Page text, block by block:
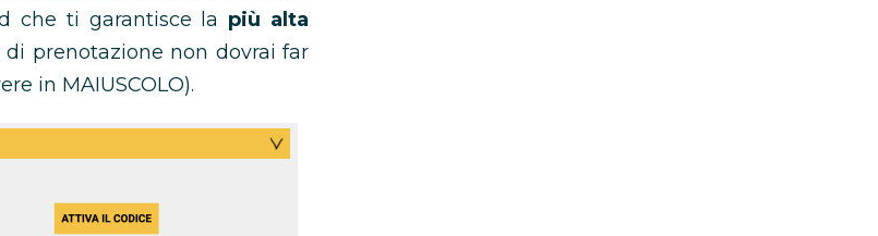
che ti garantisce la più alta
di prenotazione non dovrai far
in MAIUSCOLO).